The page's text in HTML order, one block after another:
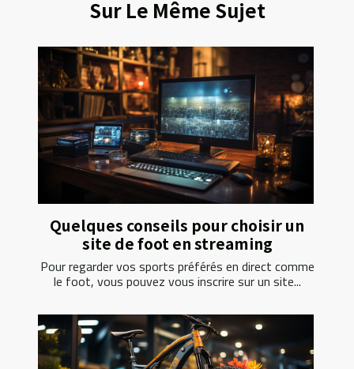
Sur Le Même Sujet
Quelques conseils pour choisir un
site de foot en streaming
Pour regarder vos sports préférés en direct comme
le foot, vous pouvez vous inscrire sur un site...